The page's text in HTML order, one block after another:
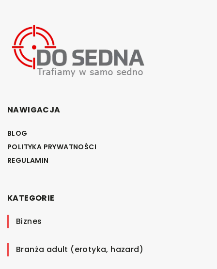
NAWIGACJA
BLOG
POLITYKA PRYWATNOŚCI
REGULAMIN
KATEGORIE
Biznes
Branża adult (erotyka, hazard)